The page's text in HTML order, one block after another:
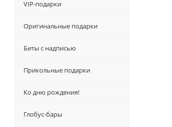
VIP-подарки
Оригинальные подарки
Биты с надписью
Прикольные подарки
Ко дню рождения!
Глобус-бары